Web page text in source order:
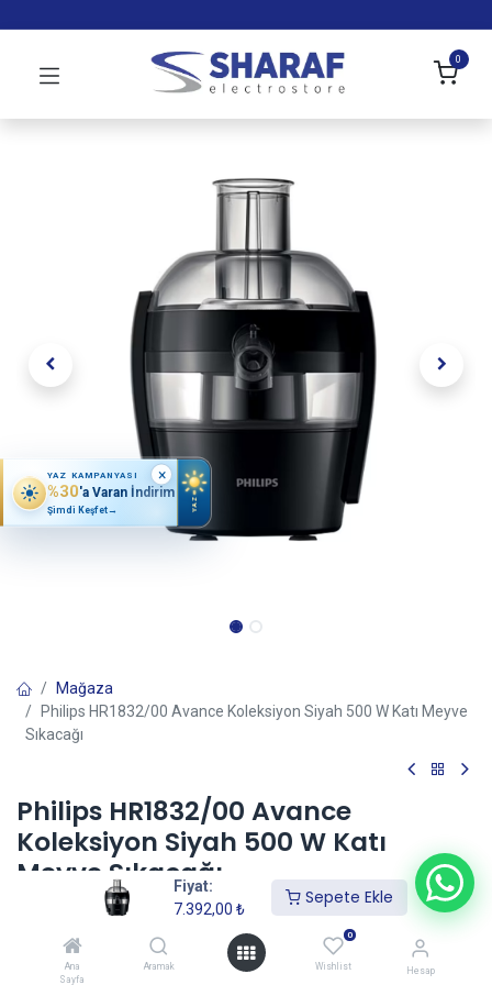
Fiyat:
7.392,00 ₺
Sepete Ekle
Ana
Sayfa
Aramak
0
Wishlist Hesap
0
Mağaza
Philips HR1832/00 Avance Koleksiyon Siyah 500 W Katı Meyve
Sıkacağı
Philips HR1832/00 Avance
Koleksiyon Siyah 500 W Katı
Meyve Sıkacağı
(0 incele)
7.392,00
YAZ KAMPANYASI
%30'a Varan İndirim
Şimdi Keşfet→ YAZ
×